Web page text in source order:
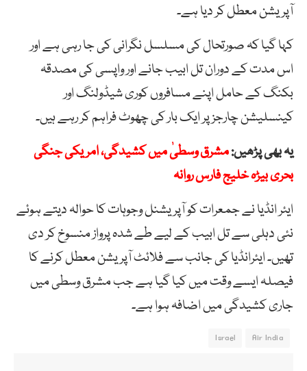
آپریشن معطل کر دیا ہے۔
کہا گیا کہ صورتحال کی مسلسل نگرانی کی جا رہی ہے اور
اس مدت کے دوران تل ابیب جانے اور واپسی کی مصدقہ
بکنگ کے حامل اپنے مسافروں کوری شیڈولنگ اور
کینسلیشن چارجز پر ایک بار کی چھوٹ فراہم کر رہے ہیں۔
یہ بھی پڑھیں:مشرق وسطیٰ میں کشیدگی، امریکی جنگی
بحری بیڑہ خلیج فارس روانہ
ایئر انڈیا نے جمعرات کو آپریشنل وجوہات کا حوالہ دیتے ہوئے
نئی دہلی سے تل ابیب کے لیے طے شدہ پرواز منسوخ کر دی
تھیں۔ ایئرانڈیا کی جانب سے فلائٹ آپریشن معطل کرنے کا
فیصلہ ایسے وقت میں کیا گیا ہے جب مشرق وسطی میں
جاری کشیدگی میں اضافہ ہوا ہے۔
Air India
Israel